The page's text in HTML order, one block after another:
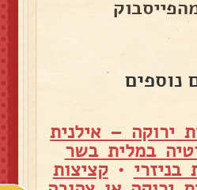
נוספים
ירוקה – אילנית
במלית בשר
בניזרי •קציצות